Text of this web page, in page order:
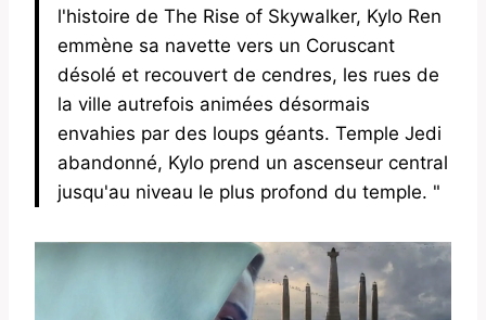
l'histoire de The Rise of Skywalker, Kylo Ren
emmène sa navette vers un Coruscant
désolé et recouvert de cendres, les rues de
la ville autrefois animées désormais
envahies par des loups géants. Temple Jedi
abandonné, Kylo prend un ascenseur central
jusqu'au niveau le plus profond du temple. "